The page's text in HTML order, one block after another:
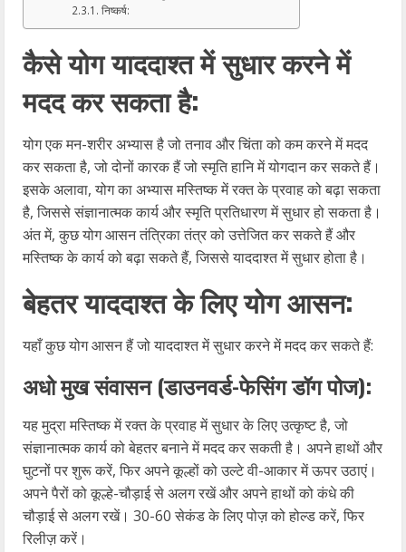
निष्कर्ष:
कैसे योग याददाश्त में सुधार करने में
मदद कर सकता है:
योग एक मन-शरीर अभ्यास है जो तनाव और चिंता को कम करने में मदद
कर सकता है, जो दोनों कारक हैं जो स्मृति हानि में योगदान कर सकते हैं।
इसके अलावा, योग का अभ्यास मस्तिष्क में रक्त के प्रवाह को बढ़ा सकता
है, जिससे संज्ञानात्मक कार्य और स्मृति प्रतिधारण में सुधार हो सकता है।
अंत में, कुछ योग आसन तंत्रिका तंत्र को उत्तेजित कर सकते हैं और
मस्तिष्क के कार्य को बढ़ा सकते हैं, जिससे याददाश्त में सुधार होता है।
बेहतर याददाश्त के लिए योग आसन:
यहाँ कुछ योग आसन हैं जो याददाश्त में सुधार करने में मदद कर सकते हैं:
अधो मुख संवासन (डाउनवर्ड-फेसिंग डॉग पोज):
यह मुद्रा मस्तिष्क में रक्त के प्रवाह में सुधार के लिए उत्कृष्ट है, जो
संज्ञानात्मक कार्य को बेहतर बनाने में मदद कर सकती है। अपने हाथों और
घुटनों पर शुरू करें, फिर अपने कूल्हों को उल्टे वी-आकार में ऊपर उठाएं।
अपने पैरों को कूल्हे-चौड़ाई से अलग रखें और अपने हाथों को कंधे की
चौड़ाई से अलग रखें। 30-60 सेकंड के लिए पोज़ को होल्ड करें, फिर
रिलीज़ करें।